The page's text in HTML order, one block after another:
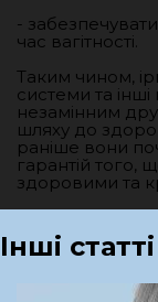
-
час вагітності.
Таким чином,
системи та інші
незамінним
шляху до
раніше вони
гарантій того,
здоровими та
Інші статті